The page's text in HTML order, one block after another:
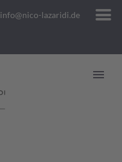
info@nico-lazaridi.de